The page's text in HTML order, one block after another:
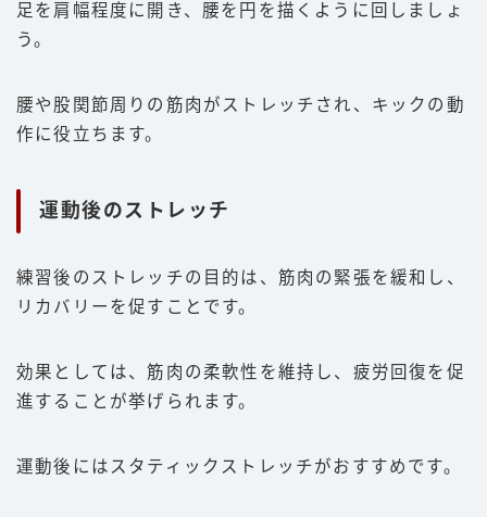
足を肩幅程度に開き、腰を円を描くように回しましょ
う。
腰や股関節周りの筋肉がストレッチされ、キックの動
作に役立ちます。
運動後のストレッチ
練習後のストレッチの目的は、筋肉の緊張を緩和し、
リカバリーを促すことです。
効果としては、筋肉の柔軟性を維持し、疲労回復を促
進することが挙げられます。
運動後にはスタティックストレッチがおすすめです。